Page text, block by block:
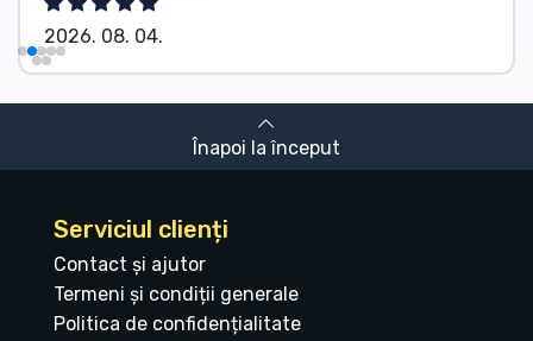
2026. 08. 04.
Înapoi la început
Serviciul clienți
Contact și ajutor
Termeni și condiții generale
Politica de confidențialitate